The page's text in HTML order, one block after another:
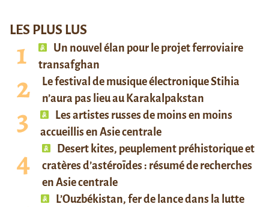
LES PLUS LUS
Un nouvel élan pour le projet ferroviaire
transafghan
Le festival de musique électronique Stihia
n’aura pas lieu au Karakalpakstan
Les artistes russes de moins en moins
accueillis en Asie centrale
Desert kites, peuplement préhistorique et
cratères d’astéroïdes : résumé de recherches
en Asie centrale
L’Ouzbékistan, fer de lance dans la lutte